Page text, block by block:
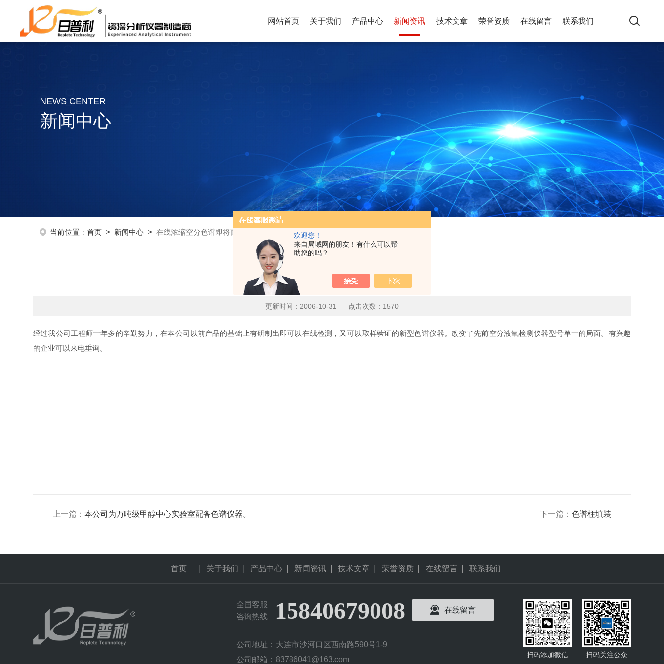
欢迎您！
来自局域网的朋友！有什么可以帮
助您的吗？
网站首页 关于我们 产品中心 新闻资讯 技术文章 荣誉资质 在线留言 联系我们
NEWS CENTER
新闻中心
当前位置：首页 > 新闻中心 >在线浓缩空分色谱即将面试
在线浓缩空分色谱即将面试
更新时间：2006-10-31 点击次数：1570
经过我公司工程师一年多的辛勤努力，在本公司以前产品的基础上有研制出即可以在线检测，又可以取样验证的新型色谱仪器。改变了先前空分液氧检测仪器型号单一的局面。有兴趣
的企业可以来电垂询。
上一篇：本公司为万吨级甲醇中心实验室配备色谱仪器。 下一篇： 色谱柱填装
首页 关于我们 产品中心 新闻资讯 技术文章 荣誉资质 在线留言 联系我们
全国客服
咨询热线
15840679008 在线留言
公司地址：大连市沙河口区西南路590号1-9
公司邮箱：83786041@163.com
扫码添加微信 扫码关注公众